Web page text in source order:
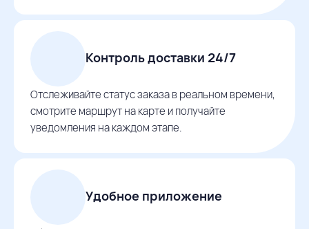
Контроль доставки 24/7
Отслеживайте статус заказа в реальном времени,
смотрите маршрут на карте и получайте
уведомления на каждом этапе.
Удобное приложение